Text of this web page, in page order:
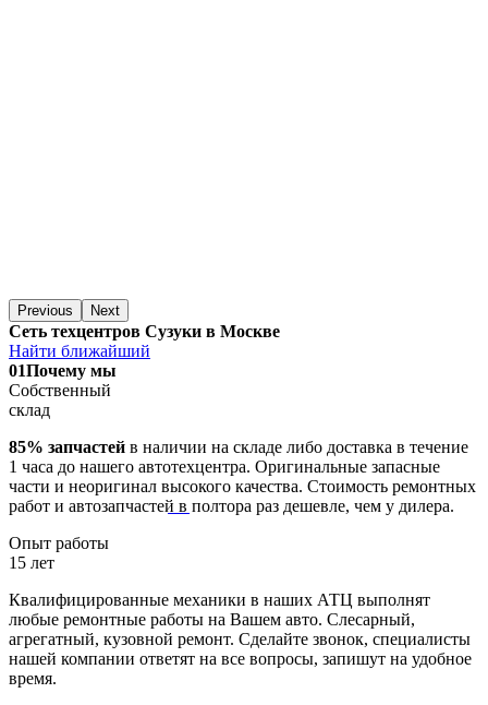
Previous Next
Сеть техцентров Сузуки в Москве
Найти ближайший
01Почему мы
Собственный
склад
85% запчастей в наличии на складе либо доставка в течение
1 часа до нашего автотехцентра. Оригинальные запасные
части и неоригинал высокого качества. Стоимость ремонтных
работ и автозапчастей в полтора раз дешевле, чем у дилера.
Опыт работы
15 лет
Квалифицированные механики в наших АТЦ выполнят
любые ремонтные работы на Вашем авто. Слесарный,
агрегатный, кузовной ремонт. Сделайте звонок, специалисты
нашей компании ответят на все вопросы, запишут на удобное
время.